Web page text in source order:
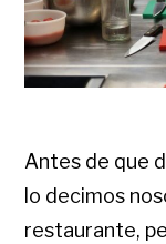
Antes de que
lo decimos
restaurante,